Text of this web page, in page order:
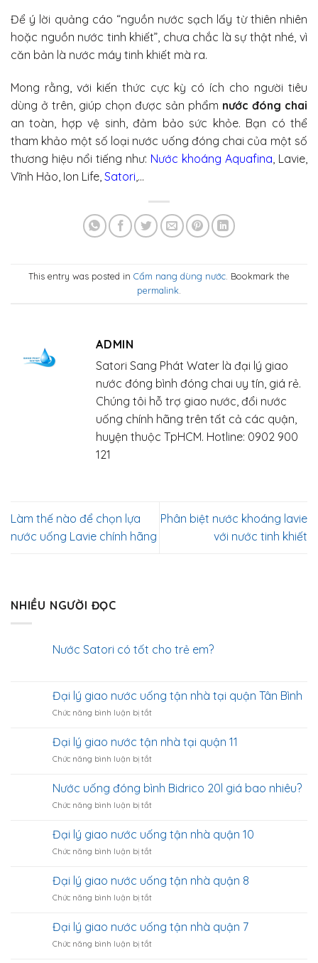
Để ý lời quảng cáo “nguồn nước sạch lấy từ thiên nhiên
hoặc nguồn nước tinh khiết”, chưa chắc là sự thật nhé, vì
căn bản là nước máy tinh khiết mà ra.
Mong rằng, với kiến thức cực kỳ có ích cho người tiêu
dùng ở trên, giúp chọn được sản phẩm nước đóng chai
an toàn, hợp vệ sinh, đảm bảo sức khỏe. Bạn có thể
tham khảo một số loại nước uống đóng chai của một số
thương hiệu nổi tiếng như: Nước khoáng Aquafina, Lavie,
Vĩnh Hảo, Ion Life, Satori,…
This entry was posted in Cẩm nang dùng nước. Bookmark the
permalink.
ADMIN
Satori Sang Phát Water là đại lý giao
nước đóng bình đóng chai uy tín, giá rẻ.
Chúng tôi hỗ trợ giao nước, đổi nước
uống chính hãng trên tất cả các quận,
huyện thuộc TpHCM. Hotline: 0902 900
121
Làm thế nào để chọn lựa
nước uống Lavie chính hãng
Phân biệt nước khoáng lavie
với nước tinh khiết
NHIỀU NGƯỜI ĐỌC
Nước Satori có tốt cho trẻ em?
Đại lý giao nước uống tận nhà tại quận Tân Bình
Chức năng bình luận bị tắtở
giao
nước
tận
Tân
Đại lý giao nước tận nhà tại quận 11
Chức năng bình luận bị tắtở
giao
nước
nhà
Nước uống đóng bình Bidrico 20l giá bao nhiêu?
Chức năng bình luận bị tắtở
uống
đóng
bình
20l
giá
Đại lý giao nước uống tận nhà quận 10
Chức năng bình luận bị tắtở
lý
giao
nước
tận
nhà
Đại lý giao nước uống tận nhà quận 8
Chức năng bình luận bị tắtở
lý
giao
nước
Đại lý giao nước uống tận nhà quận 7
Chức năng bình luận bị tắtở